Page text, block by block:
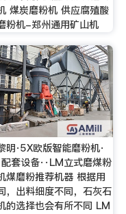
煤炭磨粉机 供应腐殖酸
粉机-郑州通用矿山机
明·5X欧版智能磨粉机·
套设备··LM立式磨煤粉
煤磨粉推荐机器 根据用
，出料细度不同，石灰石
的选择也会有所不同 LM